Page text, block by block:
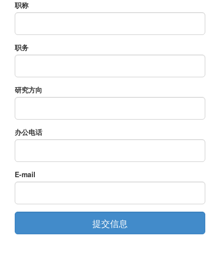
职称
职务
研究方向
办公电话
E-mail